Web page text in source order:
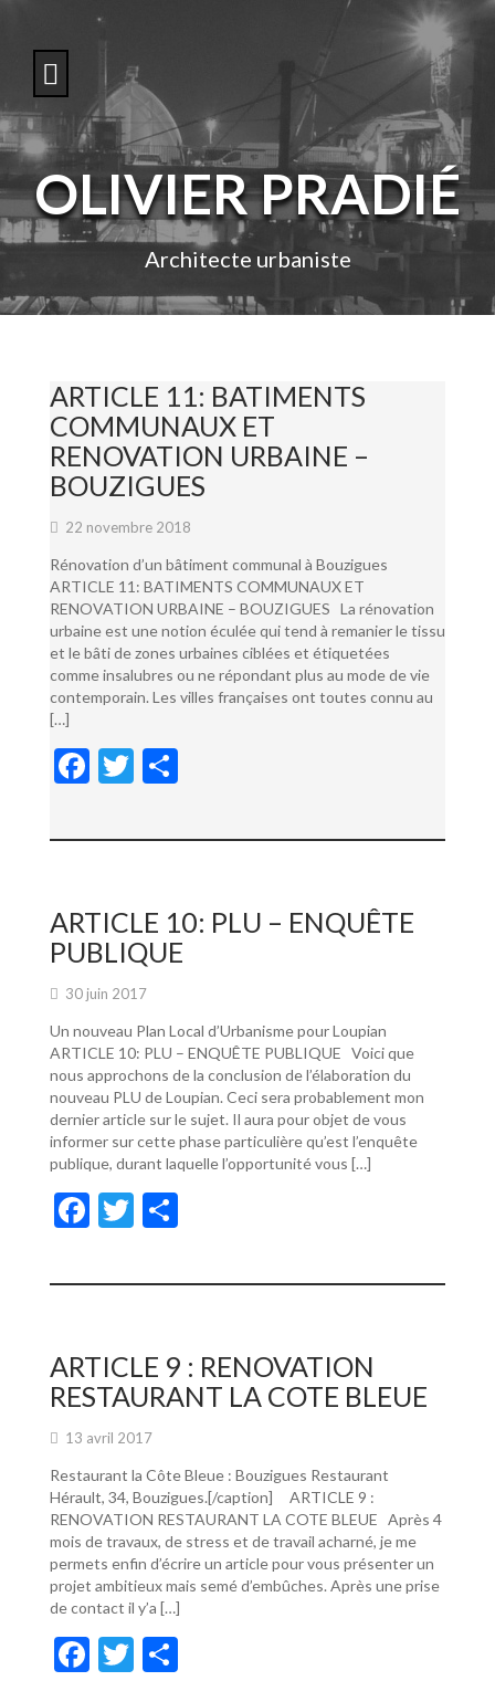
o
c
n
e
OLIVIER PRADIÉ
Architecte urbaniste
ARTICLE 11: BATIMENTS
COMMUNAUX ET
RENOVATION URBAINE –
BOUZIGUES
22 novembre 2018
Rénovation d’un bâtiment communal à Bouzigues
ARTICLE 11: BATIMENTS COMMUNAUX ET
RENOVATION URBAINE – BOUZIGUES La rénovation
urbaine est une notion éculée qui tend à remanier le tissu
et le bâti de zones urbaines ciblées et étiquetées
comme insalubres ou ne répondant plus au mode de vie
contemporain. Les villes françaises ont toutes connu au
[…]
F
e
o
o
k
T
itt ta
er
ARTICLE 10: PLU – ENQUÊTE
PUBLIQUE
30 juin 2017
Un nouveau Plan Local d’Urbanisme pour Loupian
ARTICLE 10: PLU – ENQUÊTE PUBLIQUE Voici que
nous approchons de la conclusion de l’élaboration du
nouveau PLU de Loupian. Ceci sera probablement mon
dernier article sur le sujet. Il aura pour objet de vous
informer sur cette phase particulière qu’est l’enquête
publique, durant laquelle l’opportunité vous […]
F
e
o
o
k
T
itt ta
er
ARTICLE 9 : RENOVATION
RESTAURANT LA COTE BLEUE
13 avril 2017
Restaurant la Côte Bleue : Bouzigues Restaurant
Hérault, 34, Bouzigues.[/caption] ARTICLE 9 :
RENOVATION RESTAURANT LA COTE BLEUE Après 4
mois de travaux, de stress et de travail acharné, je me
permets enfin d’écrire un article pour vous présenter un
projet ambitieux mais semé d’embûches. Après une prise
de contact il y’a […]
F
T